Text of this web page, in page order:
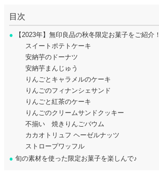
目次
● 【2023年】無印良品の秋冬限定お菓子をご紹介！
スイートポテトケーキ
安納芋のドーナツ
安納芋まんじゅう
りんごとキャラメルのケーキ
りんごのフィナンシェサンド
りんごと紅茶のケーキ
りんごのクリームサンドクッキー
不揃い 焼きりんごバウム
カカオトリュフ ヘーゼルナッツ
ストロープワッフル
● 旬の素材を使った限定お菓子を楽しんで♪